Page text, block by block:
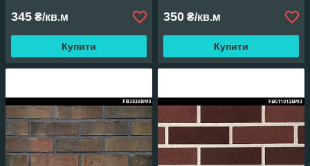
345 ₴/кв.м
Купити
350 ₴/кв.м
Купити